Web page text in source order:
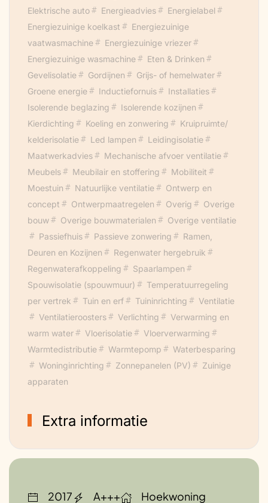
Elektrische auto
Energieadvies
Energielabel
Energiezuinige koelkast
Energiezuinige
vaatwasmachine
Energiezuinige vriezer
Energiezuinige wasmachine
Eten & Drinken
Gevelisolatie
Gordijnen
Grijs- of hemelwater
Groene energie
Inductiefornuis
Installaties
Isolerende beglazing
Isolerende kozijnen
Kierdichting
Koeling en zonwering
Kruipruimte/
kelderisolatie
Led lampen
Leidingisolatie
Maatwerkadvies
Mechanische afvoer ventilatie
Meubels
Meubilair en stoffering
Mobiliteit
Moestuin
Natuurlijke ventilatie
Ontwerp en
concept
Ontwerpmaatregelen Overig
Overige
bouw
Overige bouwmaterialen
Overige ventilatie
Passiefhuis
Passieve zonwering
Ramen,
Deuren en Kozijnen
Regenwater hergebruik
Regenwaterafkoppeling
Spaarlampen
Spouwisolatie (spouwmuur)
Temperatuurregeling
per vertrek
Tuin en erf Tuininrichting
Ventilatie
Ventilatieroosters
Verlichting
Verwarming en
warm water
Vloerisolatie
Vloerverwarming
Warmtedistributie
Warmtepomp
Waterbesparing
Woninginrichting
Zonnepanelen (PV)
Zuinige
apparaten
Extra informatie
2017 A+++ Hoekwoning